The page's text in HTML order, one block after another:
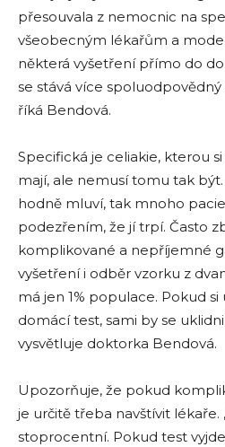
přesouvala z nemocnic na
všeobecným lékařům a
některá vyšetření přímo do
se stává více spoluodpovědný
říká Bendová.
Specifická je celiakie, kterou
mají, ale nemusí tomu tak být.
hodně mluví, tak mnoho
podezřením, že jí trpí. Často
komplikované a nepříjemné
vyšetření i odběr vzorku z
má jen 1% populace. Pokud
domácí test, sami by se
vysvětluje doktorka Bendová.
Upozorňuje, že pokud
je určitě třeba navštívit lékaře.
stoprocentní. Pokud test